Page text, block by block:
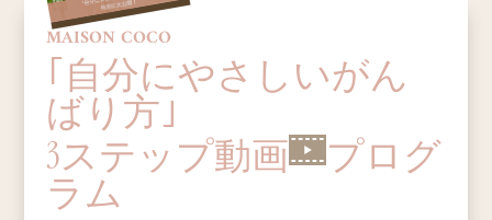
MAISON COCO
｢自分にやさしいがん
ばり方｣
3ステップ動画
プログ
ラム